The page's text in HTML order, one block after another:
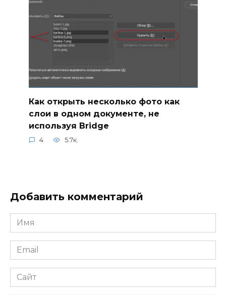
Как открыть несколько фото как
слои в одном документе, не
используя Bridge
4 5.7к.
Добавить комментарий
Имя
*
Email
*
Сайт